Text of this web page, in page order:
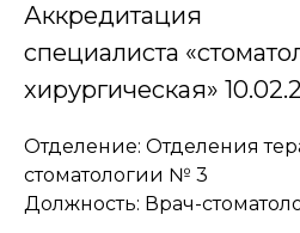
Аккредитация
специалиста
хирургическая»
Отделение: Отделения
стоматологии № 3
Должность: Врач-